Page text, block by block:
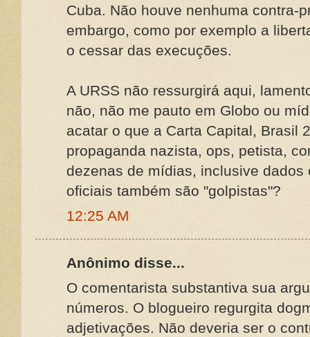
Cuba. Não houve nenhuma contra-
embargo, como por exemplo a
o cessar das execuções.
A URSS não ressurgirá aqui,
não, não me pauto em Globo ou
acatar o que a Carta Capital, Brasil
propaganda nazista, ops, petista,
dezenas de mídias, inclusive dados
oficiais também são "golpistas"?
12:25 AM
Anônimo disse...
O comentarista substantiva sua
números. O blogueiro regurgita
adjetivações. Não deveria ser o